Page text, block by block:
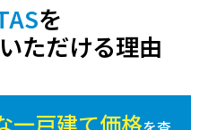
を
ただける理由
一戸建て価格